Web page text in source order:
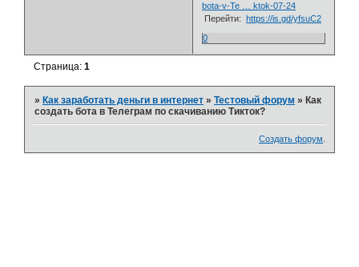
bota-v-Te … ktok-07-24
Перейти: https://is.gd/yfsuC2
0
Страница:1
»Как заработать деньги в интернет »Тестовый форум »Как
создать бота в Телеграм по скачиванию Тикток?
Создать форум